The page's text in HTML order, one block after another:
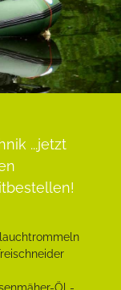
...jetzt